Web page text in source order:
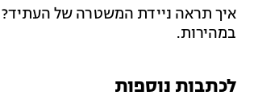
איך תראה ניידת המשטרה של העתיד?
במהירות.
לכתבות נוספות